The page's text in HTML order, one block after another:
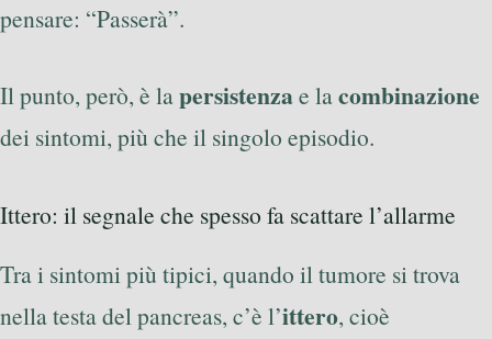
pensare: “Passerà”.
Il punto, però, è lapersistenzae lacombinazione
dei sintomi, più che il singolo episodio.
Ittero: il segnale che spesso fa scattare l’allarme
Tra i sintomi più tipici, quando il tumore si trova
nella testa del pancreas, c’è l’ittero, cioè